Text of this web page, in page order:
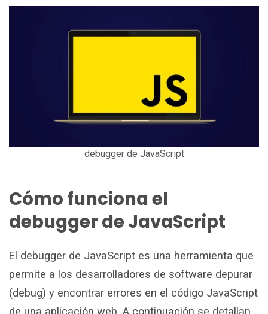
debugger de JavaScript
Cómo funciona el
debugger de JavaScript
El debugger de JavaScript es una herramienta que
permite a los desarrolladores de software depurar
(debug) y encontrar errores en el código JavaScript